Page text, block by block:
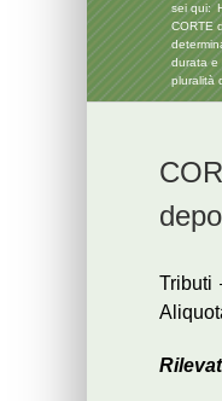
sei qui:
CORTE
durata e
pluralità
Tributi